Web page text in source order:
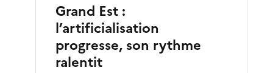
Grand Est :
l’artificialisation
progresse, son rythme
ralentit